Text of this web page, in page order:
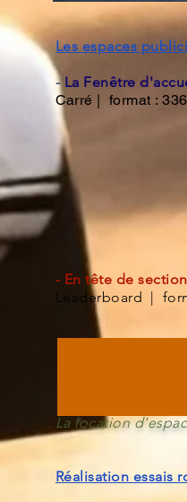
Les espaces
- La Fenêtre
Carré | format :
- En tête de section
Leaderboard |
La location
Réalisation essais